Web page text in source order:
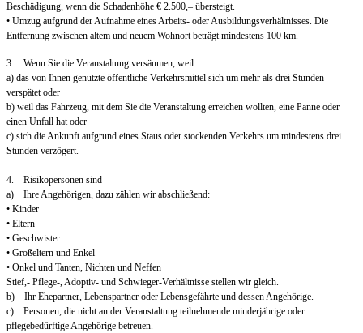
Beschädigung, wenn die Schadenhöhe € 2.500,– übersteigt.
• Umzug aufgrund der Aufnahme eines Arbeits- oder Ausbildungsverhältnisses. Die
Entfernung zwischen altem und neuem Wohnort beträgt mindestens 100 km.
3. Wenn Sie die Veranstaltung versäumen, weil
a) das von Ihnen genutzte öffentliche Verkehrsmittel sich um mehr als drei Stunden
verspätet oder
b) weil das Fahrzeug, mit dem Sie die Veranstaltung erreichen wollten, eine Panne oder
einen Unfall hat oder
c) sich die Ankunft aufgrund eines Staus oder stockenden Verkehrs um mindestens drei
Stunden verzögert.
4. Risikopersonen sind
a) Ihre Angehörigen, dazu zählen wir abschließend:
• Kinder
• Eltern
• Geschwister
• Großeltern und Enkel
• Onkel und Tanten, Nichten und Neffen
Stief,- Pflege-, Adoptiv- und Schwieger-Verhältnisse stellen wir gleich.
b) Ihr Ehepartner, Lebenspartner oder Lebensgefährte und dessen Angehörige.
c) Personen, die nicht an der Veranstaltung teilnehmende minderjährige oder
pflegebedürftige Angehörige betreuen.